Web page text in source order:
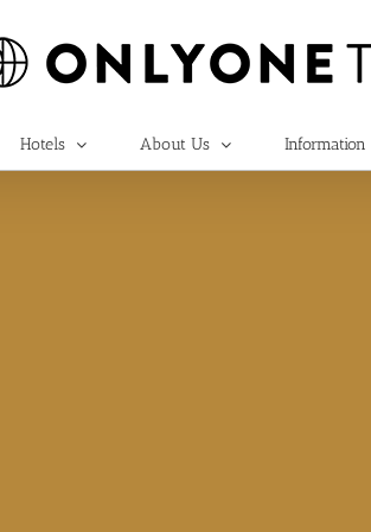
Hotels About Us Information